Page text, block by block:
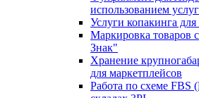
использованием
Услуги копакинга
Маркировка товаров
Знак"
Хранение
для маркетплейсов
Работа по схеме FBS